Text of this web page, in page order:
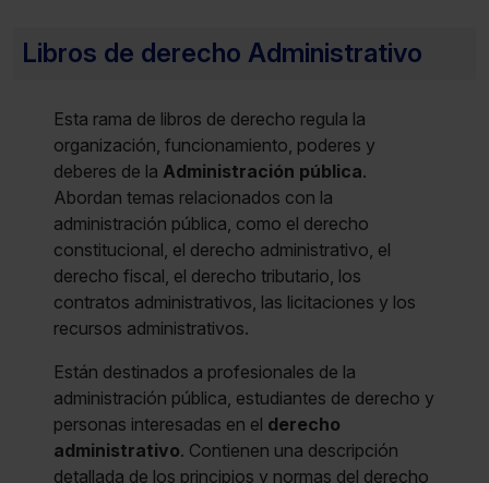
Libros de derecho Administrativo
Esta rama de libros de derecho regula la
organización, funcionamiento, poderes y
deberes de la Administración pública.
Abordan temas relacionados con la
administración pública, como el derecho
constitucional, el derecho administrativo, el
derecho fiscal, el derecho tributario, los
contratos administrativos, las licitaciones y los
recursos administrativos.
Están destinados a profesionales de la
administración pública, estudiantes de derecho y
personas interesadas en el derecho
administrativo. Contienen una descripción
detallada de los principios y normas del derecho